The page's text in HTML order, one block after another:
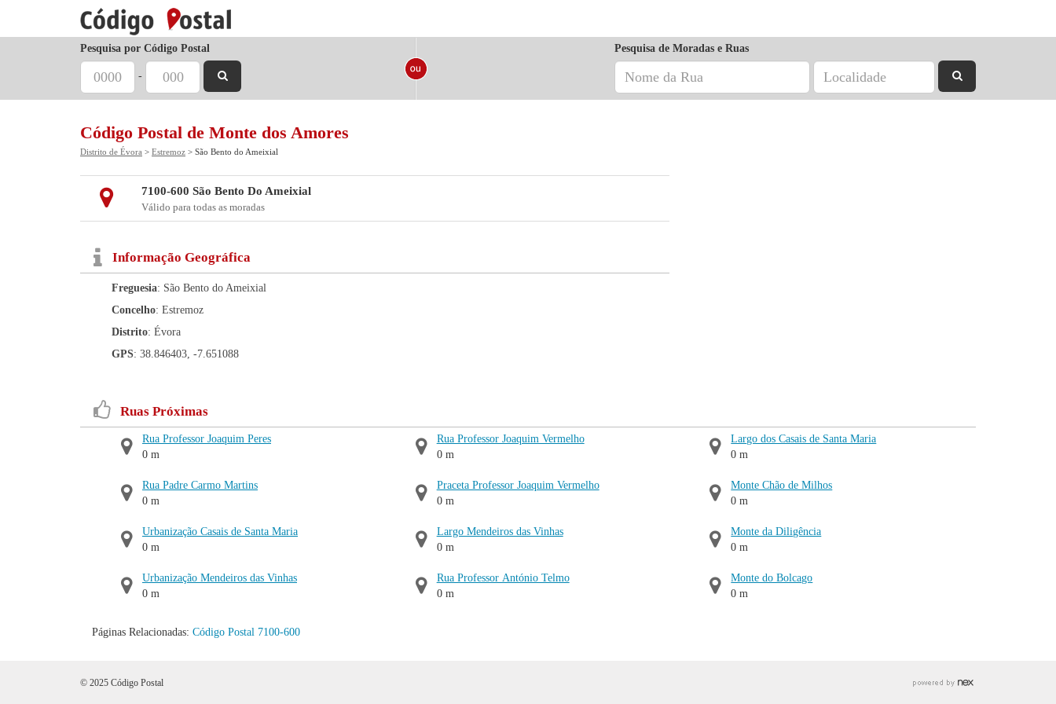
Pesquisa por Código Postal
-
Pesquisa de Moradas e Ruas
Código Postal de Monte dos Amores
Distrito de Évora > Estremoz > São Bento do Ameixial
7100-600 São Bento Do Ameixial
Válido para todas as moradas
Informação Geográfica
Freguesia: São Bento do Ameixial
Concelho: Estremoz
Distrito: Évora
GPS: 38.846403, -7.651088
Ruas Próximas
Rua Professor Joaquim Peres
0 m
Rua Padre Carmo Martins
0 m
Urbanização Casais de Santa Maria
0 m
Urbanização Mendeiros das Vinhas
0 m
Rua Professor Joaquim Vermelho
0 m
Praceta Professor Joaquim Vermelho
0 m
Largo Mendeiros das Vinhas
0 m
Rua Professor António Telmo
0 m
Largo dos Casais de Santa Maria
0 m
Monte Chão de Milhos
0 m
Monte da Diligência
0 m
Monte do Bolcago
0 m
Páginas Relacionadas: Código Postal 7100-600
© 2025 Código Postal